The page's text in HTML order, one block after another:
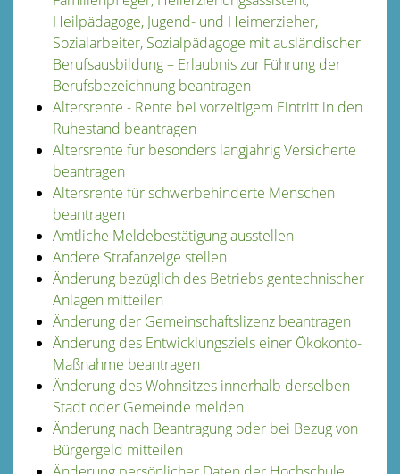
Heilpädagoge, Jugend- und Heimerzieher,
Sozialarbeiter, Sozialpädagoge mit ausländischer
Berufsausbildung – Erlaubnis zur Führung der
Berufsbezeichnung beantragen
Altersrente - Rente bei vorzeitigem Eintritt in den
Ruhestand beantragen
Altersrente für besonders langjährig Versicherte
beantragen
Altersrente für schwerbehinderte Menschen
beantragen
Amtliche Meldebestätigung ausstellen
Andere Strafanzeige stellen
Änderung bezüglich des Betriebs gentechnischer
Anlagen mitteilen
Änderung der Gemeinschaftslizenz beantragen
Änderung des Entwicklungsziels einer Ökokonto-
Maßnahme beantragen
Änderung des Wohnsitzes innerhalb derselben
Stadt oder Gemeinde melden
Änderung nach Beantragung oder bei Bezug von
Bürgergeld mitteilen